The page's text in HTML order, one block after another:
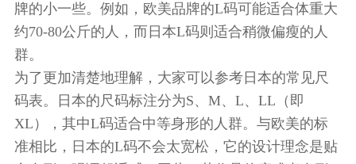
牌的小一些。例如，欧美品牌的L码可能适合体重大
约70-80公斤的人，而日本L码则适合稍微偏瘦的人
群。
为了更加清楚地理解，大家可以参考日本的常见尺
码表。日本的尺码标注分为S、M、L、LL（即
XL），其中L码适合中等身形的人群。与欧美的标
准相比，日本的L码不会太宽松，它的设计理念是贴